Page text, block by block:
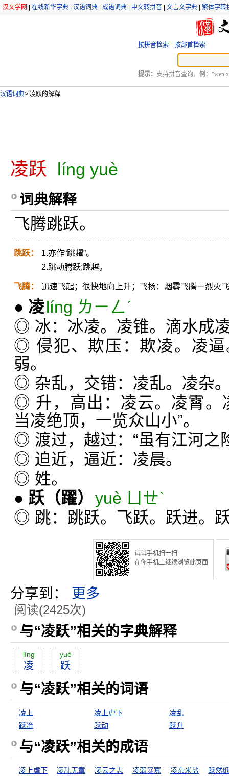
汉文学网 在线新华字典 汉语词典 成语词典 中文转拼音 文言文字典 繁体字转
按拼音检索 按部首检索
提示： 支持拼音查询，例：“wen
汉语词典> 凌跃的解释
凌跃 líng yuè
词典解释
飞腾跳跃。
跳跃：
1.亦作“跳趯”。
2.跳动腾跃;跳越。
飞腾： 迅速飞起；很快地向上升；飞扬：烟雾飞腾ㄧ烈火
● 凌líng ㄌㄧㄥˊ
◎ 冰：冰凌。凌锥。滴水成
◎ 侵犯、欺压：欺凌。凌
弱。
◎ 杂乱，交错：凌乱。凌杂
◎ 升，高出：凌云。凌霄。
当凌绝顶，一览众山小”。
◎ 渡过，越过：“虽有江河之
◎ 迫近，逼近：凌晨。
◎ 姓。
● 跃 （躍） yuè ㄩㄝˋ
◎ 跳：跳跃。飞跃。跃进。
试试手机扫一扫
在你手机上继续浏览此页面
分享到： 更多
阅读(2425次)
与“凌跃”相关的字典解释
líng
凌
yuè
跃
与“凌跃”相关的词语
凌上 凌上虐下
凌乱
跃冶
跃动 跃升
与“凌跃”相关的成语
凌上虐下 凌乱无章 凌云之志 凌弱暴寡 凌杂米盐 跃然